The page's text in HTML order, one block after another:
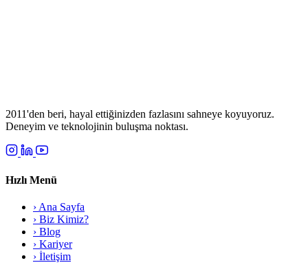
2011'den beri, hayal ettiğinizden fazlasını sahneye koyuyoruz.
Deneyim ve teknolojinin buluşma noktası.
Hızlı Menü
› Ana Sayfa
› Biz Kimiz?
› Blog
› Kariyer
› İletişim